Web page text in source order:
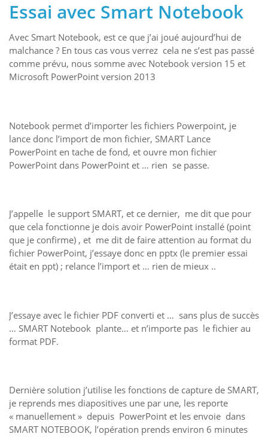
Essai avec Smart Notebook
Avec Smart Notebook, est ce que j’ai joué aujourd’hui de
malchance ? En tous cas vous verrez cela ne s’est pas passé
comme prévu, nous somme avec Notebook version 15 et
Microsoft PowerPoint version 2013
Notebook permet d’importer les fichiers Powerpoint, je
lance donc l’import de mon fichier, SMART Lance
PowerPoint en tache de fond, et ouvre mon fichier
PowerPoint dans PowerPoint et … rien se passe.
J’appelle le support SMART, et ce dernier, me dit que pour
que cela fonctionne je dois avoir PowerPoint installé (point
que je confirme) , et me dit de faire attention au format du
fichier PowerPoint, j’essaye donc en pptx (le premier essai
était en ppt) ; relance l’import et … rien de mieux ..
J’essaye avec le fichier PDF converti et … sans plus de succès
… SMART Notebook plante… et n’importe pas le fichier au
format PDF.
Dernière solution j’utilise les fonctions de capture de SMART,
je reprends mes diapositives une par une, les reporte
« manuellement » depuis PowerPoint et les envoie dans
SMART NOTEBOOK, l’opération prends environ 6 minutes